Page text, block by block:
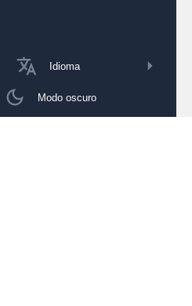
Idioma
Modo oscuro